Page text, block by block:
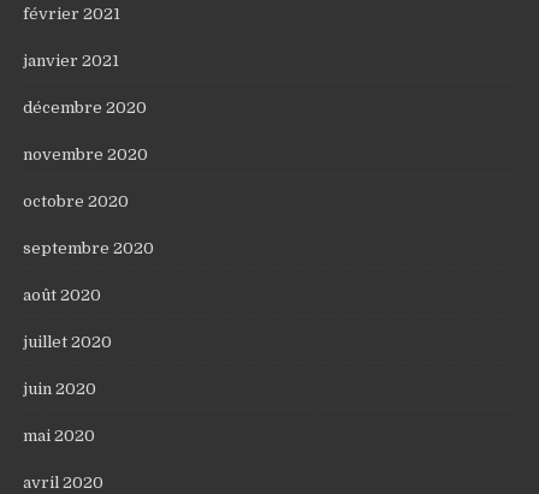
février 2021
janvier 2021
décembre 2020
novembre 2020
octobre 2020
septembre 2020
août 2020
juillet 2020
juin 2020
mai 2020
avril 2020